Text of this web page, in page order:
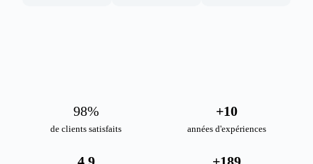
de clients satisfaits
98%
années d'expériences
+10